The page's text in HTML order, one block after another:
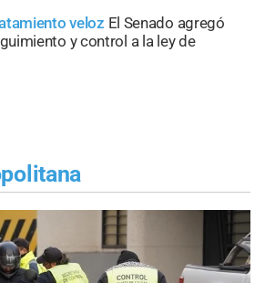
veloz El Senado agregó
y control a la ley de